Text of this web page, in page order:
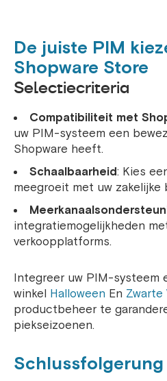
De juiste PIM
Shopware Store
Selectiecriteria
Compatibiliteit met
uw PIM-systeem een
Shopware heeft.
Schaalbaarheid: Kies
meegroeit met uw zakelijke
integratiemogelijkheden
verkoopplatforms.
Integreer uw PIM-systeem
winkel Halloween En Zwarte
productbeheer te
piekseizoenen.
Schlussfolgerung